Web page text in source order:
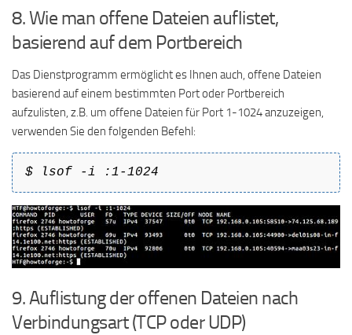
8. Wie man offene Dateien auflistet,
basierend auf dem Portbereich
Das Dienstprogramm ermöglicht es Ihnen auch, offene Dateien
basierend auf einem bestimmten Port oder Portbereich
aufzulisten, z.B. um offene Dateien für Port 1-1024 anzuzeigen,
verwenden Sie den folgenden Befehl:
$ lsof -i :1-1024
9. Auflistung der offenen Dateien nach
Verbindungsart (TCP oder UDP)